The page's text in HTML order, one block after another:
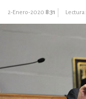
2-Enero-2020 8:31 Lectura: